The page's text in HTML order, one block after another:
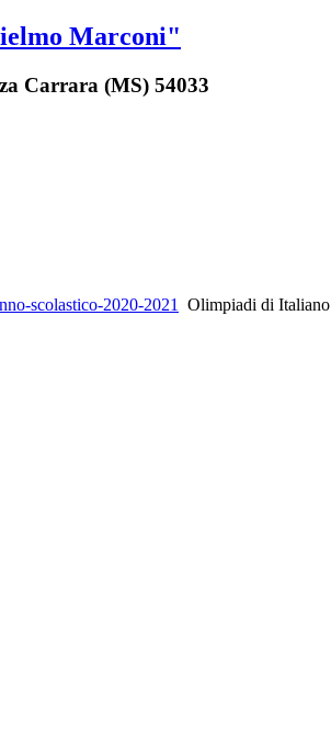
Marconi"
Carrara (MS) 54033
scolastico-2020-2021 Olimpiadi di Italiano